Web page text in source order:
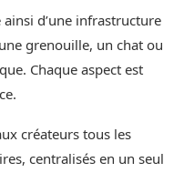
d’une infrastructure
grenouille, un chat ou
Chaque aspect est
créateurs tous les
centralisés en un seul